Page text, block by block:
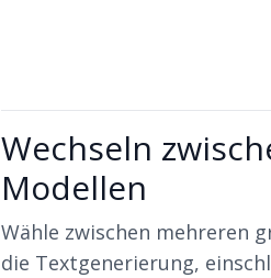
Wechseln
Modellen
Wähle zwischen mehreren
die Textgenerierung,